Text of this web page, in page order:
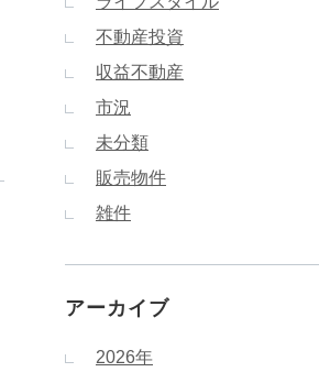
不動産投資
収益不動産
市況
未分類
販売物件
雑件
アーカイブ
2026年